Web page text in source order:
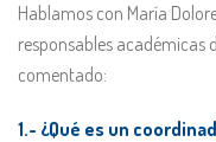
Hablamos con María
responsables académicas
comentado:
1.- ¿Qué es un